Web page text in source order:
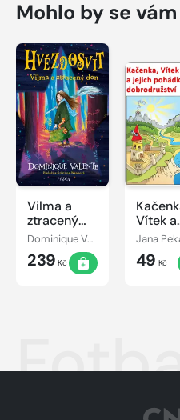
Mohlo by se
Vilma a
ztracený
den
Dominique Valente
239 Kč
Vítek a
jejich
49 Kč